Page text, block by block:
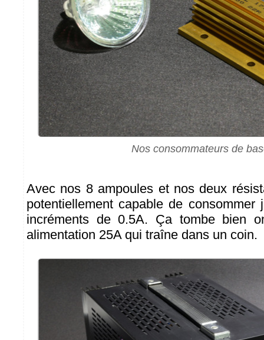
Nos consommateurs de
Avec nos 8 ampoules et nos deux
potentiellement capable de consommer
incréments de 0.5A. Ça tombe bien
alimentation 25A qui traîne dans un coin.